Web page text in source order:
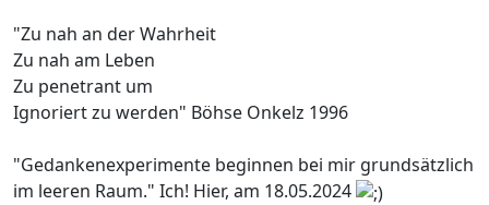
"Zu nah an der Wahrheit
Zu nah am Leben
Zu penetrant um
Ignoriert zu werden" Böhse Onkelz 1996
"Gedankenexperimente beginnen bei mir grundsätzlich
im leeren Raum." Ich! Hier, am 18.05.2024